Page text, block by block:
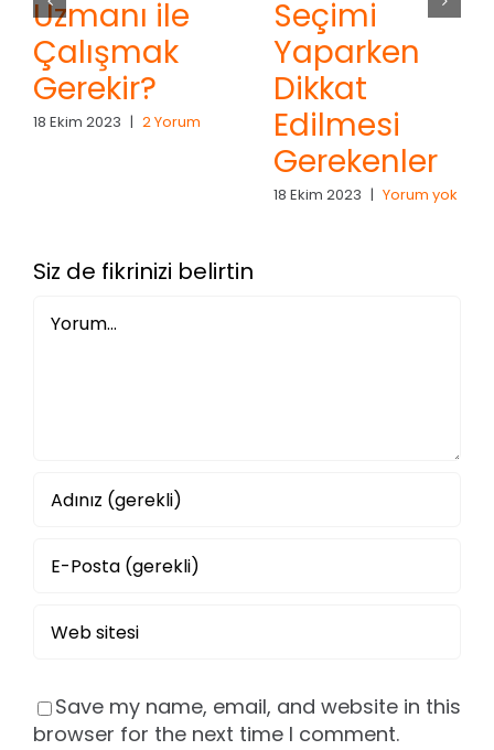
Uzmanı ile
Çalışmak
Gerekir?
18 Ekim 2023 | 2 Yorum
Seçimi
Yaparken
Dikkat
Edilmesi
Gerekenler
18 Ekim 2023 | Yorum yok
Siz de fikrinizi belirtin
Save my name, email, and website in this
browser for the next time I comment.